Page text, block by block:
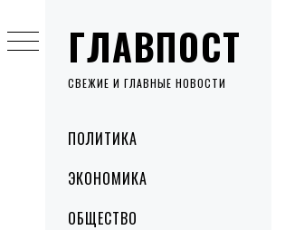
ГЛАВПОСТ
СВЕЖИЕ И ГЛАВНЫЕ НОВОСТИ
MenuПОЛИТИКА
ЭКОНОМИКА
ОБЩЕСТВО
to
content